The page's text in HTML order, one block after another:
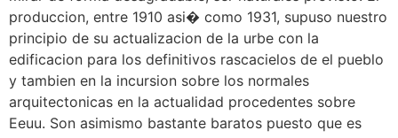
produccion, entre 1910 asi� como 1931, supuso nuestro
principio de su actualizacion de la urbe con la
edificacion para los definitivos rascacielos de el pueblo
y tambien en la incursion sobre los normales
arquitectonicas en la actualidad procedentes sobre
Eeuu. Son asimismo bastante baratos puesto que es